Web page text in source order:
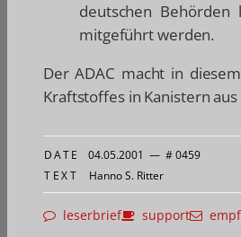
deutschen
mitgeführt werden.
Der ADAC macht in
Kraftstoffes in Kanistern
DATE 04.05.2001 — # 0459
TEXT Hanno S. Ritter
leserbrief support